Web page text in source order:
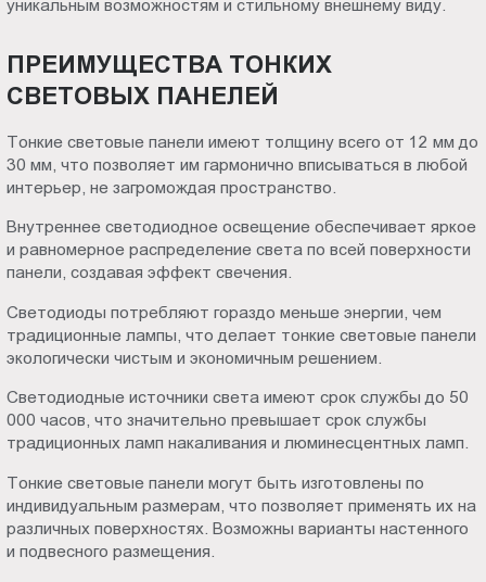
уникальным возможностям и стильному внешнему виду.
ПРЕИМУЩЕСТВА ТОНКИХ
СВЕТОВЫХ ПАНЕЛЕЙ
Тонкие световые панели имеют толщину всего от 12 мм до
30 мм, что позволяет им гармонично вписываться в любой
интерьер, не загромождая пространство.
Внутреннее светодиодное освещение обеспечивает яркое
и равномерное распределение света по всей поверхности
панели, создавая эффект свечения.
Светодиоды потребляют гораздо меньше энергии, чем
традиционные лампы, что делает тонкие световые панели
экологически чистым и экономичным решением.
Светодиодные источники света имеют срок службы до 50
000 часов, что значительно превышает срок службы
традиционных ламп накаливания и люминесцентных ламп.
Тонкие световые панели могут быть изготовлены по
индивидуальным размерам, что позволяет применять их на
различных поверхностях. Возможны варианты настенного
и подвесного размещения.
Пт.:
18.00
Сб.,
выходной